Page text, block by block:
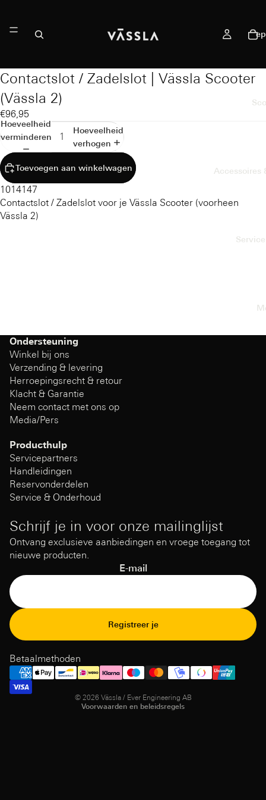
Accessoires
Contactslot / Zadelslot | Vässla Scooter
(Vässla 2)
€96,95
Hoeveelheid
verminderen
Hoeveelheid
verhogen
Toevoegen aan winkelwagen
1014147
Contactslot / Zadelslot voor je Vässla Scooter (voorheen
Vässla 2)
Ondersteuning
Winkel bij ons
Verzending & levering
Herroepingsrecht & retour
Klacht & Garantie
Neem contact met ons op
Media/Pers
Producthulp
Servicepartners
Handleidingen
Reservonderdelen
Service & Onderhoud
Schrijf je in voor onze mailinglijst
Ontvang exclusieve aanbiedingen en vroege toegang tot
nieuwe producten.
E-mail
Registreer je
Betaalmethoden
© 2026 Vässla / Ever Engineering AB
Voorwaarden en beleidsregels
Verzendbeleid